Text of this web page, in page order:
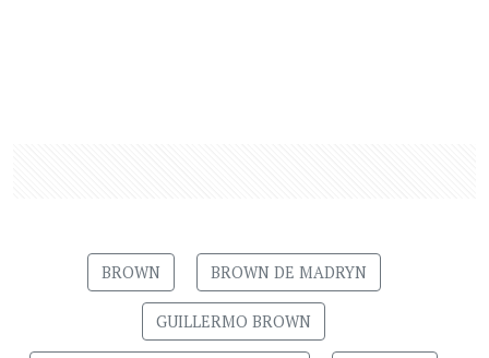
BROWN BROWN DE MADRYN
GUILLERMO BROWN